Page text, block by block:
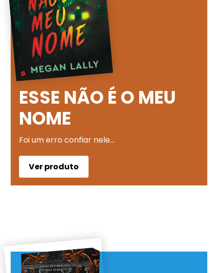
ESSE NÃO É O MEU
NOME
Foi um erro confiar nele…
Ver produto